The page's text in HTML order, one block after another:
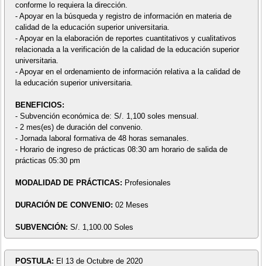
conforme lo requiera la dirección.
- Apoyar en la búsqueda y registro de información en materia de
calidad de la educación superior universitaria.
- Apoyar en la elaboración de reportes cuantitativos y cualitativos
relacionada a la verificación de la calidad de la educación superior
universitaria.
- Apoyar en el ordenamiento de información relativa a la calidad de
la educación superior universitaria.
BENEFICIOS:
- Subvención económica de: S/. 1,100 soles mensual.
- 2 mes(es) de duración del convenio.
- Jornada laboral formativa de 48 horas semanales.
- Horario de ingreso de prácticas 08:30 am horario de salida de
prácticas 05:30 pm
MODALIDAD DE PRÁCTICAS: Profesionales
DURACIÓN DE CONVENIO: 02 Meses
SUBVENCIÓN: S/. 1,100.00 Soles
POSTULA: El 13 de Octubre de 2020